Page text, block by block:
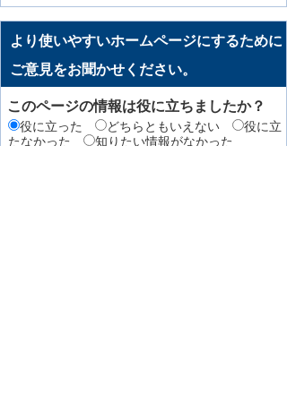
より使いやすいホームページにするために
ご意見をお聞かせください。
このページの情報は役に立ちましたか？
役に立った どちらともいえない
役に立
たなかった
知りたい情報がなかった